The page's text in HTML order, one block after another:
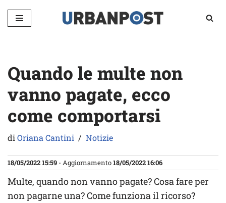
Vai
Quando le multe non
vanno pagate, ecco
come comportarsi
diOriana Cantini Notizie
18/05/2022 15:59 - Aggiornamento18/05/2022 16:06
Multe, quando non vanno pagate? Cosa fare per
non pagarne una? Come funziona il ricorso?